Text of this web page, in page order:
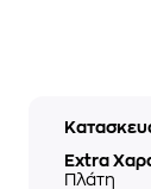
Extra
Πλάτη